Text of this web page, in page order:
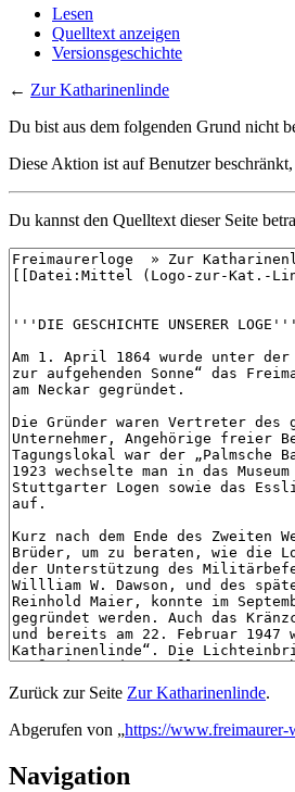
Lesen
Quelltext anzeigen
Versionsgeschichte
← Zur Katharinenlinde
Du bist aus dem folgenden Grund nicht
Diese Aktion ist auf Benutzer
Du kannst den Quelltext dieser Seite
Zurück zur Seite Zur Katharinenlinde.
Abgerufen von „https://
Navigation